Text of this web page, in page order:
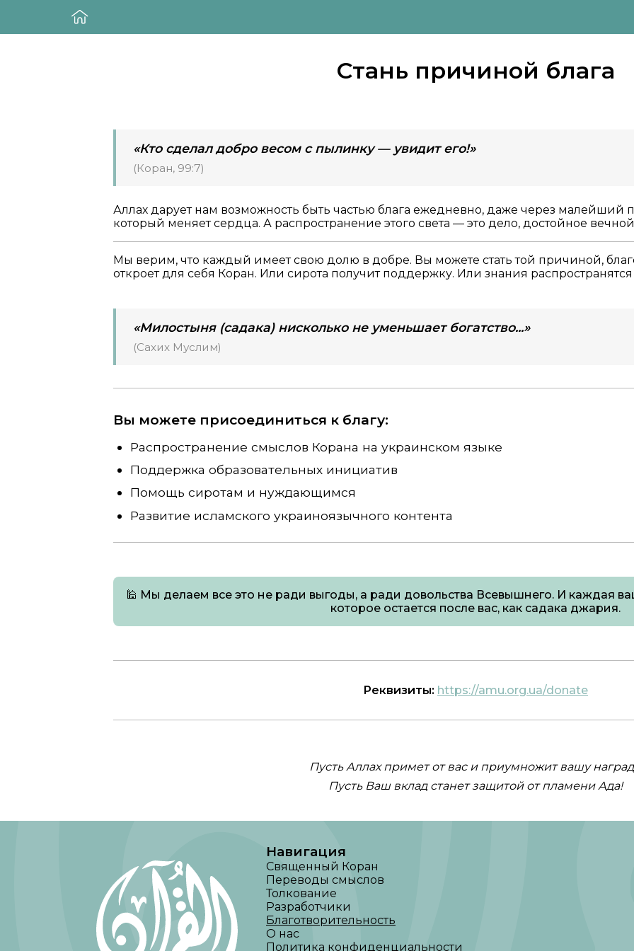
Стань причиной блага
«Кто сделал добро весом с пылинку — увидит его!»
(Коран, 99:7)
Аллах дарует нам возможность быть частью блага ежедневно, даже через малейший
который меняет сердца. А распространение этого света — это дело, достойное
Мы верим, что каждый имеет свою долю в добре. Вы можете стать той причиной,
откроет для себя Коран. Или сирота получит поддержку. Или знания
«Милостыня (садака) нисколько не уменьшает богатство...»
(Сахих Муслим)
Вы можете присоединиться к благу:
Распространение смыслов Корана на украинском языке
Поддержка образовательных инициатив
Помощь сиротам и нуждающимся
Развитие исламского украиноязычного контента
🕌 Мы делаем все это не ради выгоды, а ради довольства Всевышнего. И каждая
которое остается после вас, как садака джария.
Реквизиты: https://amu.org.ua/donate
Пусть Аллах примет от вас и приумножит вашу
Пусть Ваш вклад станет защитой от пламени Ада!
Навигация
Священный Коран
Переводы смыслов
Толкование
Разработчики
Благотворительность
О нас
Политика конфиденциальности